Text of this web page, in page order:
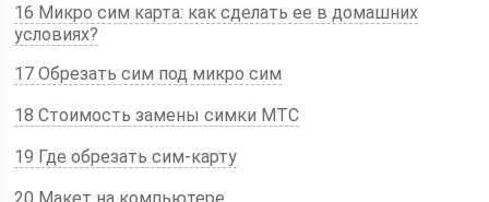
16 Микро сим карта: как сделать ее в домашних
условиях?
17 Обрезать сим под микро сим
18 Стоимость замены симки МТС
19 Где обрезать сим-карту